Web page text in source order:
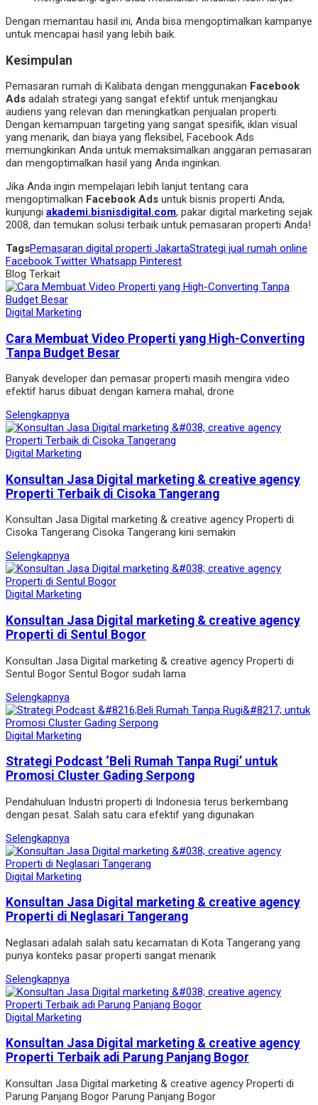
Dengan memantau hasil ini, Anda bisa mengoptimalkan kampanye
untuk mencapai hasil yang lebih baik.
Kesimpulan
Pemasaran rumah di Kalibata dengan menggunakan Facebook
Ads adalah strategi yang sangat efektif untuk menjangkau
audiens yang relevan dan meningkatkan penjualan properti.
Dengan kemampuan targeting yang sangat spesifik, iklan visual
yang menarik, dan biaya yang fleksibel, Facebook Ads
memungkinkan Anda untuk memaksimalkan anggaran pemasaran
dan mengoptimalkan hasil yang Anda inginkan.
Jika Anda ingin mempelajari lebih lanjut tentang cara
mengoptimalkan Facebook Ads untuk bisnis properti Anda,
kunjungi akademi.bisnisdigital.com, pakar digital marketing sejak
2008, dan temukan solusi terbaik untuk pemasaran properti Anda!
TagsPemasaran digital properti JakartaStrategi jual rumah online
Facebook Twitter Whatsapp Pinterest
Blog Terkait
Digital Marketing
Cara Membuat Video Properti yang High-Converting
Tanpa Budget Besar
Banyak developer dan pemasar properti masih mengira video
efektif harus dibuat dengan kamera mahal, drone
Selengkapnya
Digital Marketing
Konsultan Jasa Digital marketing & creative agency
Properti Terbaik di Cisoka Tangerang
Konsultan Jasa Digital marketing & creative agency Properti di
Cisoka Tangerang Cisoka Tangerang kini semakin
Selengkapnya
Digital Marketing
Konsultan Jasa Digital marketing & creative agency
Properti di Sentul Bogor
Konsultan Jasa Digital marketing & creative agency Properti di
Sentul Bogor Sentul Bogor sudah lama
Selengkapnya
Digital Marketing
Strategi Podcast ‘Beli Rumah Tanpa Rugi’ untuk
Promosi Cluster Gading Serpong
Pendahuluan Industri properti di Indonesia terus berkembang
dengan pesat. Salah satu cara efektif yang digunakan
Selengkapnya
Digital Marketing
Konsultan Jasa Digital marketing & creative agency
Properti di Neglasari Tangerang
Neglasari adalah salah satu kecamatan di Kota Tangerang yang
punya konteks pasar properti sangat menarik
Selengkapnya
Digital Marketing
Konsultan Jasa Digital marketing & creative agency
Properti Terbaik adi Parung Panjang Bogor
Konsultan Jasa Digital marketing & creative agency Properti di
Parung Panjang Bogor Parung Panjang Bogor